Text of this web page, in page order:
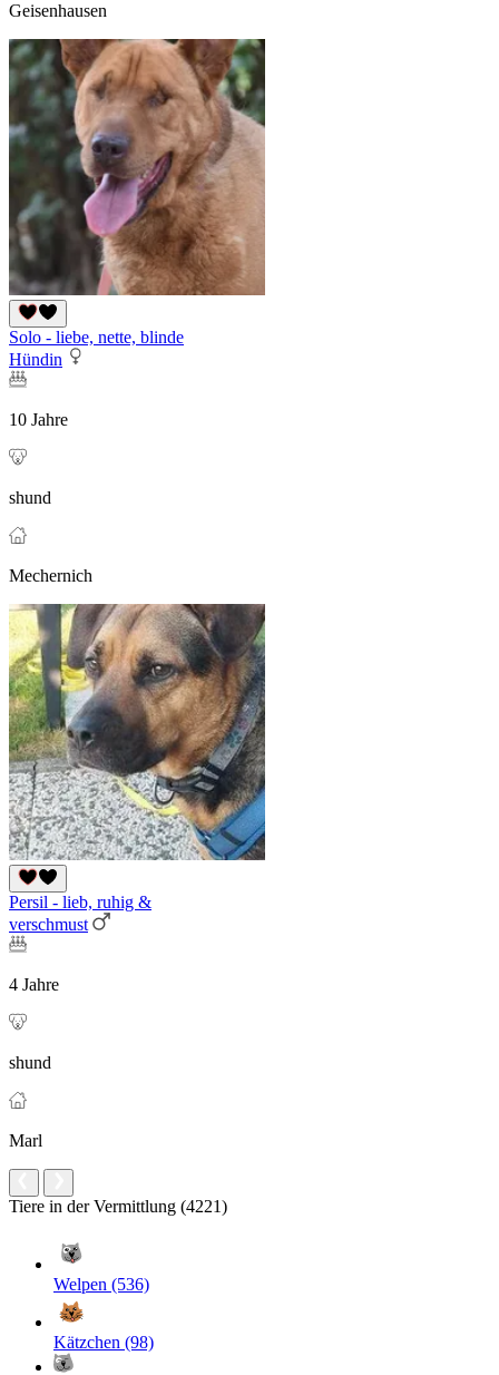
Geisenhausen
Solo - liebe, nette, blinde
Hündin
10 Jahre
shund
Mechernich
Persil - lieb, ruhig &
verschmust
4 Jahre
shund
Marl
Tiere in der Vermittlung (4221)
Welpen (536)
Kätzchen (98)